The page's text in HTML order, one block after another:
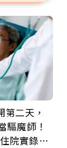
二天，
驅魔師！
院實錄：